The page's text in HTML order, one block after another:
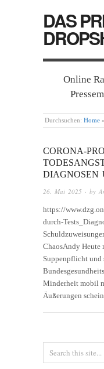
DAS
Online
Durchsuchen: Home »
CORONA-
DIAGNOSEN
26. Mai 2025 · by
https://
durch-
ChaosAndy Heute
Suppenpflicht und
Minderheit mobil
Äußerungen